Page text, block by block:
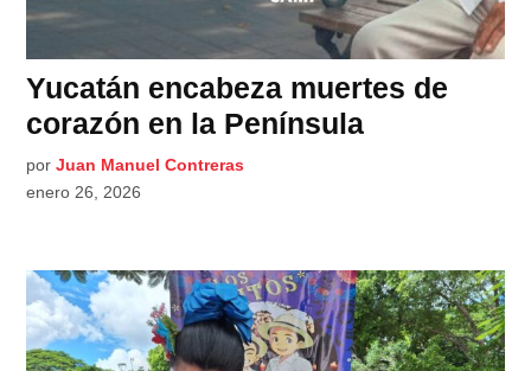
Yucatán encabeza muertes de
corazón en la Península
por Juan Manuel Contreras
enero 26, 2026